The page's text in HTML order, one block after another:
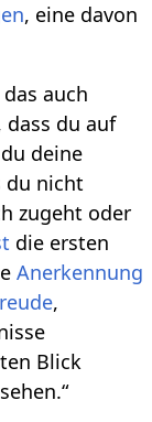
, eine davon
auch
dass du auf
deine
du nicht
zugeht oder
die ersten
Anerkennung
,
Blick